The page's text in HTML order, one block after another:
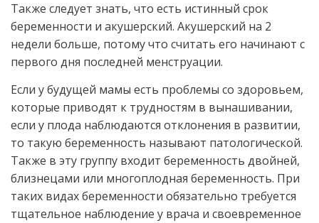
Также следует знать, что есть истинный срок
беременности и акушерский. Акушерский на 2
недели больше, потому что считать его начинают с
первого дня последней менструации.
Если у будущей мамы есть проблемы со здоровьем,
которые приводят к трудностям в вынашивании,
если у плода наблюдаются отклонения в развитии,
то такую беременность называют патологической.
Также в эту группу входит беременность двойней,
близнецами или многоплодная беременность. При
таких видах беременности обязательно требуется
тщательное наблюдение у врача и своевременное